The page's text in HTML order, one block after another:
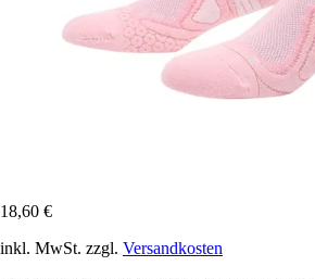
18,60 €
inkl. MwSt. zzgl. Versandkosten